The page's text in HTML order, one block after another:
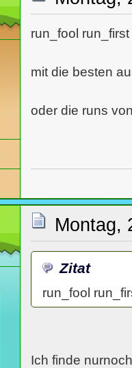
von den
run_fool
mit die besten
oder die runs
Montag,
Zitat
run_fool
Ich finde